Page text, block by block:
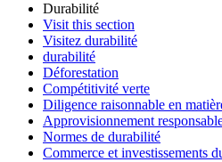
Durabilité
Visit this section
Visitez durabilité
durabilité
Déforestation
Compétitivité verte
Diligence raisonnable en
Approvisionnement
Normes de durabilité
Commerce et investissements